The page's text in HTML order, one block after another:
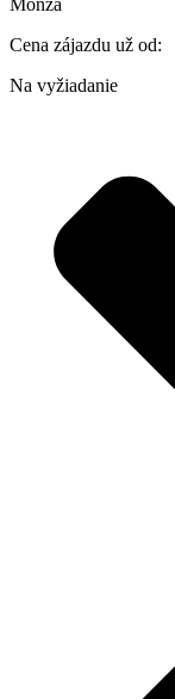
Monza
Cena zájazdu už od:
Na vyžiadanie